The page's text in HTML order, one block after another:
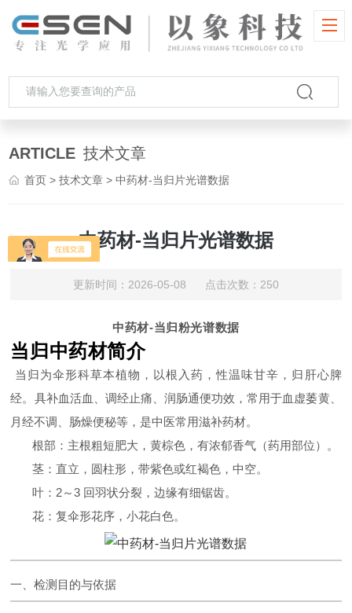
ARTICLE 技术文章
首页 >技术文章 > 中药材-当归片光谱数据
中药材-当归片光谱数据
更新时间：2026-05-08 点击次数：250
中药材-当归粉光谱数据
当归中药材简介
当归为伞形科草本植物，以根入药，性温味甘辛，归肝心脾
经。具补血活血、调经止痛、润肠通便功效，常用于血虚萎黄、
月经不调、肠燥便秘等，是中医常用滋补药材。
根部：主根粗短肥大，黄棕色，有浓郁香气（药用部位）。
茎：直立，圆柱形，带紫色或红褐色，中空。
叶：2～3 回羽状分裂，边缘有细锯齿。
花：复伞形花序，小花白色。
一、检测目的与依据